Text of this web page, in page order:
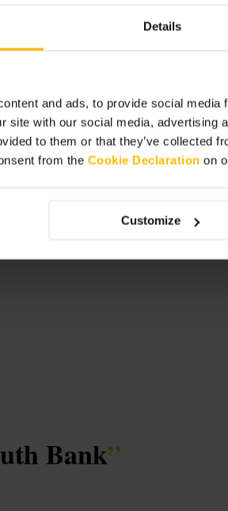
Details
and ads, to provide social
site with our social media, advertising
to them or that they’ve collected
from the Cookie Declaration on
Customize
Plan het bezoek als onderdeel
maar gebruik geen flits en
&
Bank”